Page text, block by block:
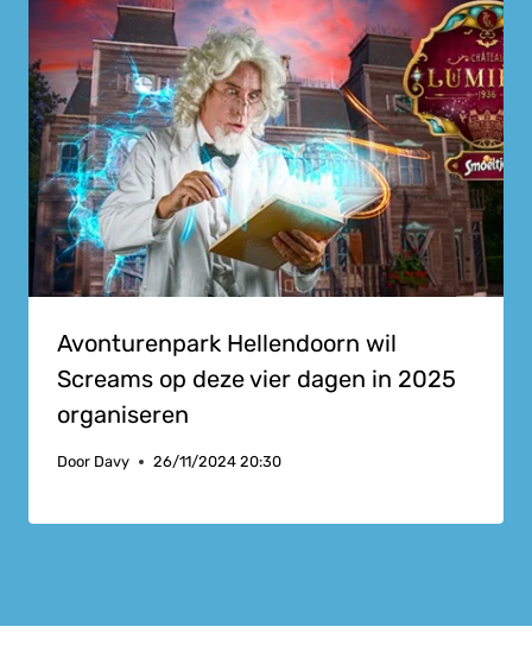
Avonturenpark Hellendoorn wil
Screams op deze vier dagen in 2025
organiseren
Door Davy 26/11/2024 20:30